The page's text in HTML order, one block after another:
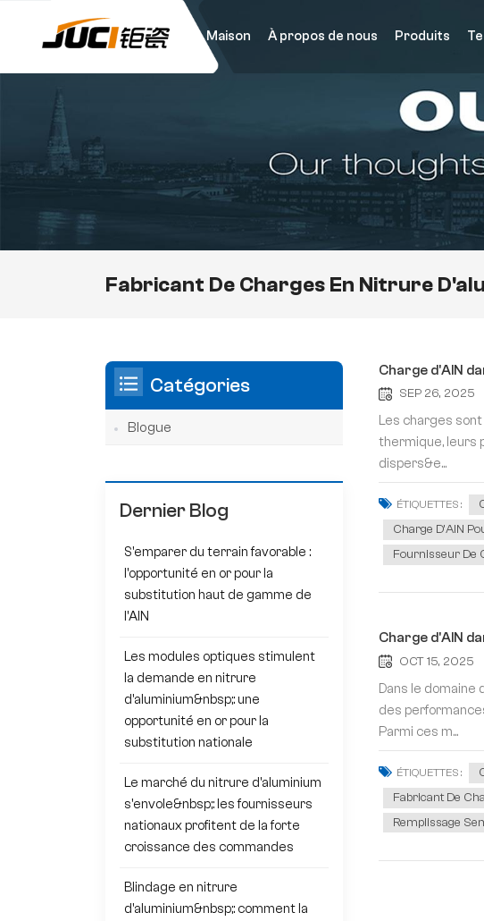
Maison À propos de nous Produits
Fabricant De Charges En Nitrure
Charge d'AlN
SEP 26, 2025
Les charges
thermique, leurs
dispers&e...
ÉTIQUETTES :
Charge D'AlN
Fournisseur De
Charge d'AlN
OCT 15, 2025
Dans le
des
Parmi ces m...
ÉTIQUETTES :
Fabricant De
Remplissage
Catégories
Blogue
Dernier Blog
S'emparer du terrain favorable :
l'opportunité en or pour la
substitution haut de gamme de
l'AlN
Les modules optiques stimulent
la demande en nitrure
d'aluminium&nbsp;: une
opportunité en or pour la
substitution nationale
Le marché du nitrure d'aluminium
s'envole&nbsp;: les fournisseurs
nationaux profitent de la forte
croissance des commandes
Blindage en nitrure
d'aluminium&nbsp;: comment la